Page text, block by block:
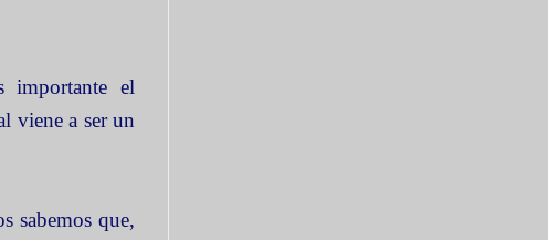
importante el
viene a ser un
sabemos que,